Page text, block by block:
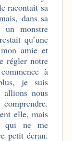
racontait sa
dans sa
un monstre
qu’une
amie et
régler notre
à
je suis
allions nous
elle, mais
qui ne me
petit écran.